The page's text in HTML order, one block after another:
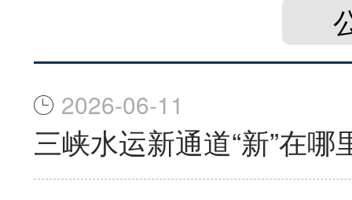
2026-06-11
三峡水运新通道“新”在哪